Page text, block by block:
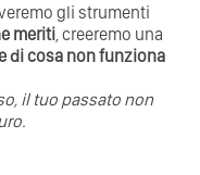
gli strumenti
meriti, creeremo una
di cosa non funziona
il tuo passato non